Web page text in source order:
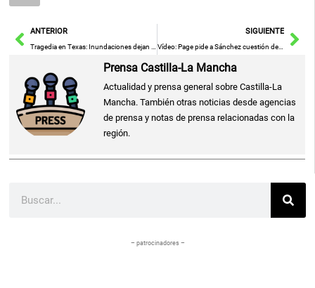
AntANTERIOR SIGUIENTE
Prensa Castilla-La Mancha
Actualidad y prensa general sobre Castilla-La
Mancha. También otras noticias desde agencias
de prensa y notas de prensa relacionadas con la
región.
– patrocinadores –